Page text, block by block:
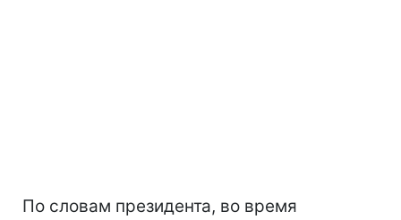
По словам президента, во время